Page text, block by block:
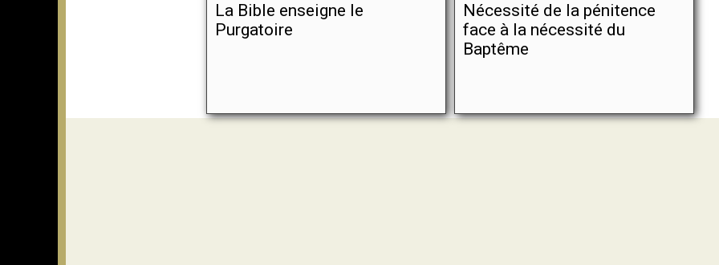
La Bible enseigne le
Purgatoire
Nécessité de la pénitence
face à la nécessité du
Baptême